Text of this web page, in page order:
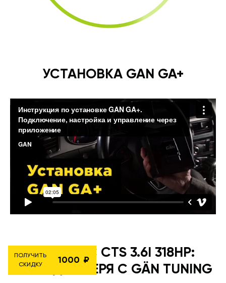
УСТАНОВКА GAN GA+
CADILLAC CTS 3.6I 318HP:
РАЗБУДИ ЗВЕРЯ С GÄN TUNING
ПОЛУЧИТЬ
СКИДКУ
1000